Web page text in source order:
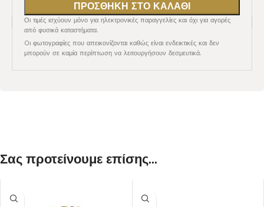
ΠΡΟΣΘΉΚΗ ΣΤΟ ΚΑΛΆΘΙ
Οι τιμές ισχύουν μόνο για ηλεκτρονικές παραγγελίες και όχι για αγορές
από φυσικά καταστήματα.
Oι φωτογραφίες που απεικονίζονται καθώς είναι ενδεικτικές και δεν
μπορούν σε καμία περίπτωση να λειτουργήσουν δεσμευτικά.
Σας προτείνουμε επίσης...